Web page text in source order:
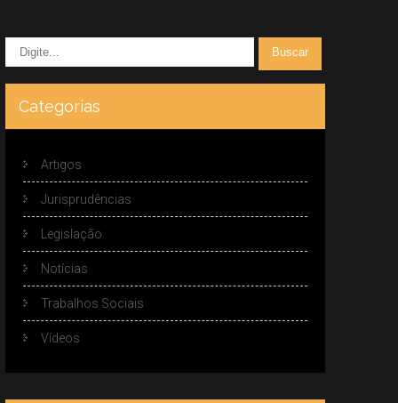
Categorias
Artigos
Jurisprudências
Legislação
Notícias
Trabalhos Sociais
Vídeos